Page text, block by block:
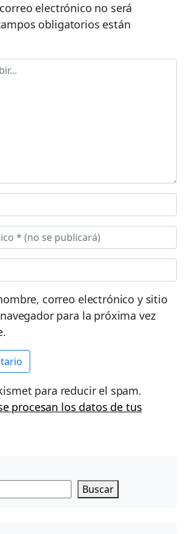
electrónico no será
obligatorios están
correo electrónico y sitio
para la próxima vez
para reducir el spam.
procesan los datos de tus
Buscar